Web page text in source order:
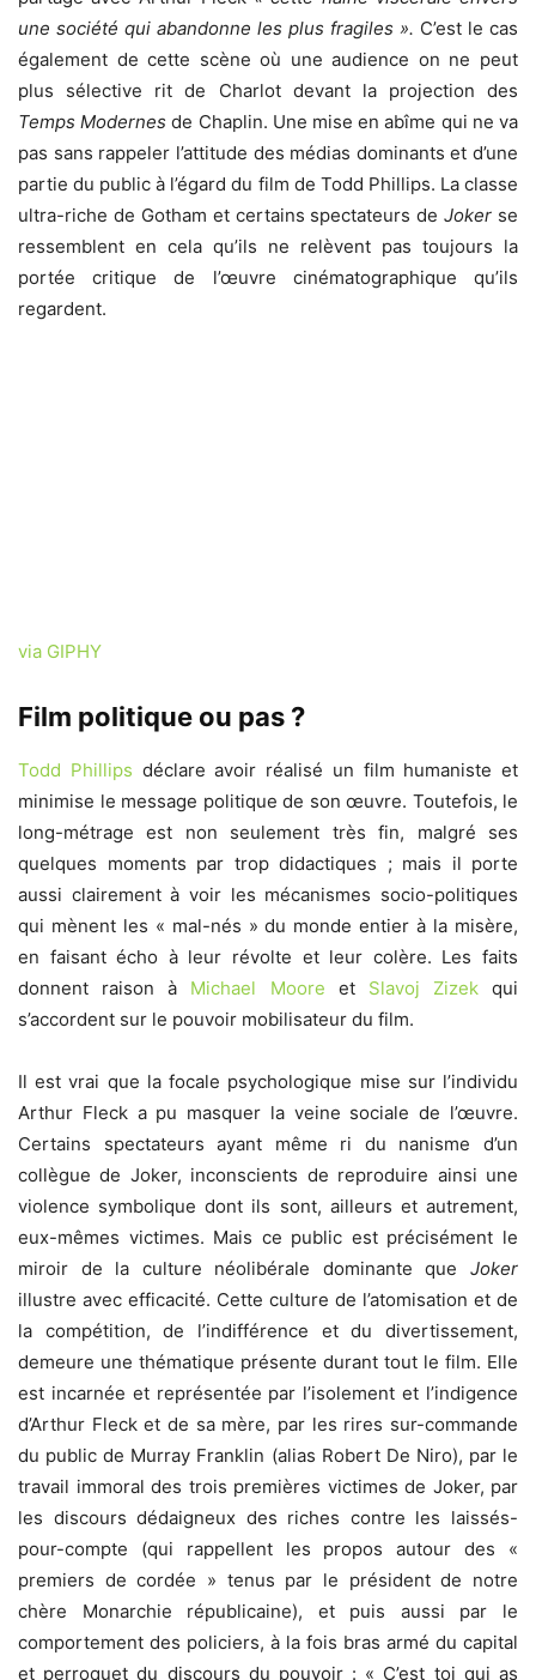
une société qui abandonne les plus fragiles ». C’est le cas
également de cette scène où une audience on ne peut
plus sélective rit de Charlot devant la projection des
Temps Modernes de Chaplin. Une mise en abîme qui ne va
pas sans rappeler l’attitude des médias dominants et d’une
partie du public à l’égard du film de Todd Phillips. La classe
ultra-riche de Gotham et certains spectateurs deJoker se
ressemblent en cela qu’ils ne relèvent pas toujours la
portée critique de l’œuvre cinématographique qu’ils
regardent.
via GIPHY
Film politique ou pas ?
Todd Phillips déclare avoir réalisé un film humaniste et
minimise le message politique de son œuvre. Toutefois, le
long-métrage est non seulement très fin, malgré ses
quelques moments par trop didactiques ; mais il porte
aussi clairement à voir les mécanismes socio-politiques
qui mènent les « mal-nés » du monde entier à la misère,
en faisant écho à leur révolte et leur colère. Les faits
donnent raison à Michael Moore et Slavoj Zizekqui
s’accordent sur le pouvoir mobilisateur du film.
Il est vrai que la focale psychologique mise sur l’individu
Arthur Fleck a pu masquer la veine sociale de l’œuvre.
Certains spectateurs ayant même ri du nanisme d’un
collègue de Joker, inconscients de reproduire ainsi une
violence symbolique dont ils sont, ailleurs et autrement,
eux-mêmes victimes. Mais ce public est précisément le
miroir de la culture néolibérale dominante que Joker
illustre avec efficacité. Cette culture de l’atomisation et de
la compétition, de l’indifférence et du divertissement,
demeure une thématique présente durant tout le film. Elle
est incarnée et représentée par l’isolement et l’indigence
d’Arthur Fleck et de sa mère, par les rires sur-commande
du public de Murray Franklin (alias Robert De Niro), par le
travail immoral des trois premières victimes de Joker, par
les discours dédaigneux des riches contre les laissés-
pour-compte (qui rappellent les propos autour des «
premiers de cordée » tenus par le président de notre
chère Monarchie républicaine), et puis aussi par le
comportement des policiers, à la fois bras armé du capital
et perroquet du discours du pouvoir : « C’est toi qui as